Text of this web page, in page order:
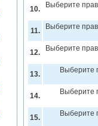
10. Выберите
11. Выберите
12. Выберите
13. Выберите
14. Выберите
15. Выберите